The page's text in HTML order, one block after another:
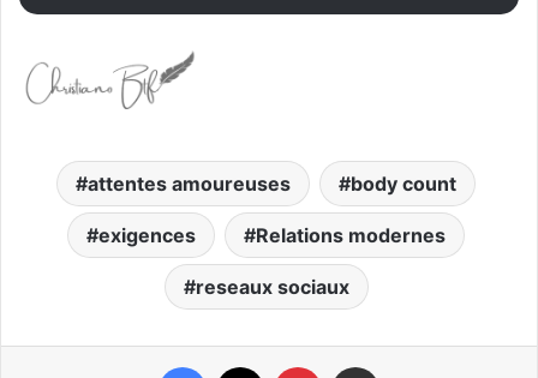
attentes amoureuses body count
exigences Relations modernes
reseaux sociaux